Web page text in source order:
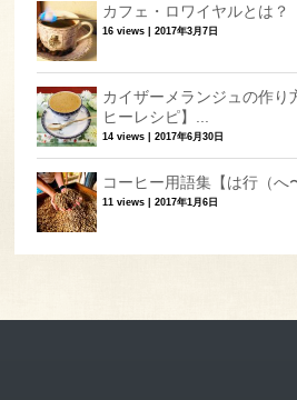
カフェ・ロワイヤルとは？
16 views |2017年3月7日
カイザーメランジュの作り
ヒーレシピ】...
14 views |2017年6月30日
コーヒー用語集【は行（
11 views |2017年1月6日